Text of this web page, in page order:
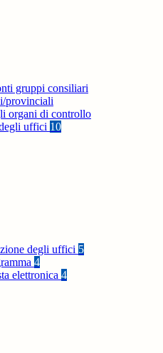
gruppi consiliari
provinciali
organi di controllo
uffici 10
degli uffici 5
4
elettronica 4